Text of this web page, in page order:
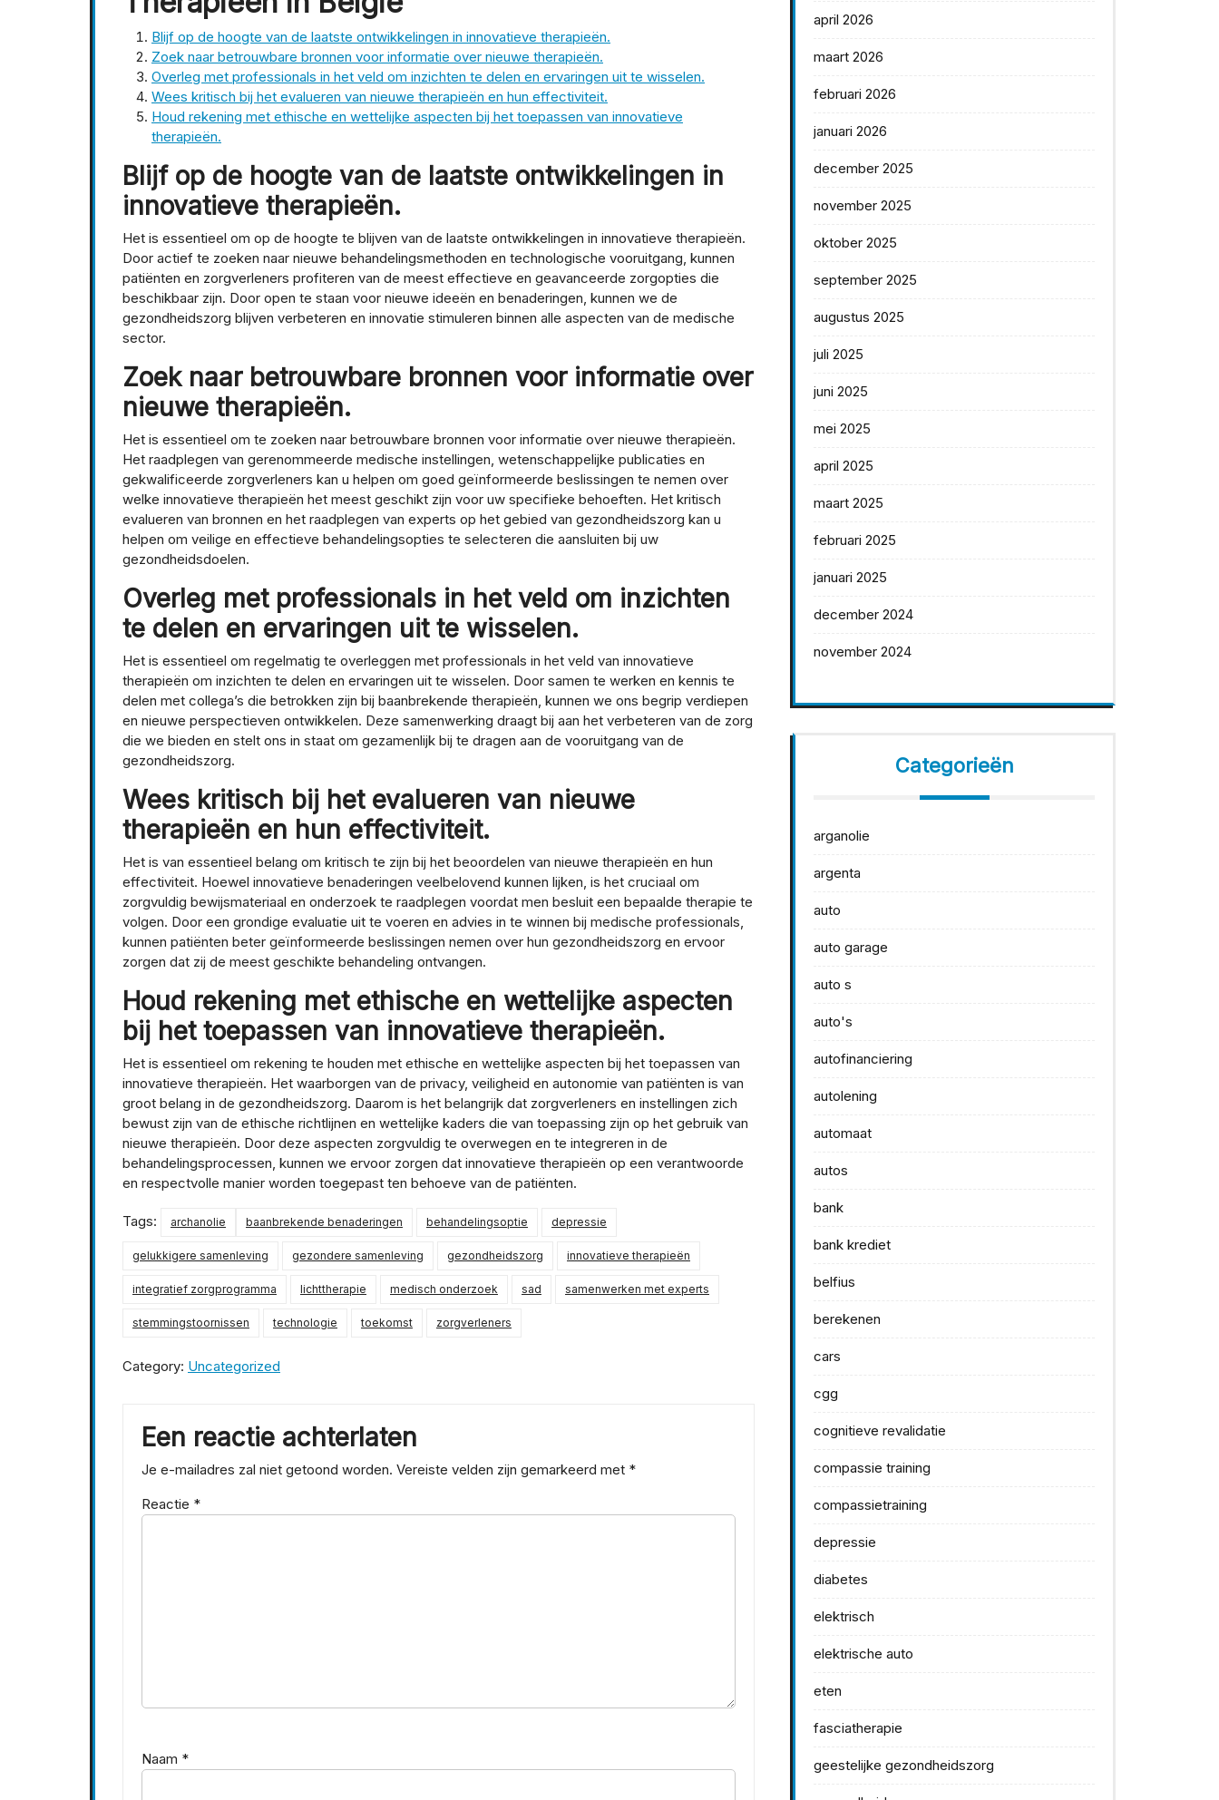
Blijf op de hoogte van de laatste ontwikkelingen in innovatieve therapieën.
Zoek naar betrouwbare bronnen voor informatie over nieuwe therapieën.
Overleg met professionals in het veld om inzichten te delen en ervaringen uit te wisselen.
Wees kritisch bij het evalueren van nieuwe therapieën en hun effectiviteit.
Houd rekening met ethische en wettelijke aspecten bij het toepassen van innovatieve
therapieën.
Blijf op de hoogte van de laatste ontwikkelingen in
innovatieve therapieën.
Het is essentieel om op de hoogte te blijven van de laatste ontwikkelingen in innovatieve therapieën.
Door actief te zoeken naar nieuwe behandelingsmethoden en technologische vooruitgang, kunnen
patiënten en zorgverleners profiteren van de meest effectieve en geavanceerde zorgopties die
beschikbaar zijn. Door open te staan voor nieuwe ideeën en benaderingen, kunnen we de
gezondheidszorg blijven verbeteren en innovatie stimuleren binnen alle aspecten van de medische
sector.
Zoek naar betrouwbare bronnen voor informatie over
nieuwe therapieën.
Het is essentieel om te zoeken naar betrouwbare bronnen voor informatie over nieuwe therapieën.
Het raadplegen van gerenommeerde medische instellingen, wetenschappelijke publicaties en
gekwalificeerde zorgverleners kan u helpen om goed geïnformeerde beslissingen te nemen over
welke innovatieve therapieën het meest geschikt zijn voor uw specifieke behoeften. Het kritisch
evalueren van bronnen en het raadplegen van experts op het gebied van gezondheidszorg kan u
helpen om veilige en effectieve behandelingsopties te selecteren die aansluiten bij uw
gezondheidsdoelen.
Overleg met professionals in het veld om inzichten
te delen en ervaringen uit te wisselen.
Het is essentieel om regelmatig te overleggen met professionals in het veld van innovatieve
therapieën om inzichten te delen en ervaringen uit te wisselen. Door samen te werken en kennis te
delen met collega’s die betrokken zijn bij baanbrekende therapieën, kunnen we ons begrip verdiepen
en nieuwe perspectieven ontwikkelen. Deze samenwerking draagt bij aan het verbeteren van de zorg
die we bieden en stelt ons in staat om gezamenlijk bij te dragen aan de vooruitgang van de
gezondheidszorg.
Wees kritisch bij het evalueren van nieuwe
therapieën en hun effectiviteit.
Het is van essentieel belang om kritisch te zijn bij het beoordelen van nieuwe therapieën en hun
effectiviteit. Hoewel innovatieve benaderingen veelbelovend kunnen lijken, is het cruciaal om
zorgvuldig bewijsmateriaal en onderzoek te raadplegen voordat men besluit een bepaalde therapie te
volgen. Door een grondige evaluatie uit te voeren en advies in te winnen bij medische professionals,
kunnen patiënten beter geïnformeerde beslissingen nemen over hun gezondheidszorg en ervoor
zorgen dat zij de meest geschikte behandeling ontvangen.
Houd rekening met ethische en wettelijke aspecten
bij het toepassen van innovatieve therapieën.
Het is essentieel om rekening te houden met ethische en wettelijke aspecten bij het toepassen van
innovatieve therapieën. Het waarborgen van de privacy, veiligheid en autonomie van patiënten is van
groot belang in de gezondheidszorg. Daarom is het belangrijk dat zorgverleners en instellingen zich
bewust zijn van de ethische richtlijnen en wettelijke kaders die van toepassing zijn op het gebruik van
nieuwe therapieën. Door deze aspecten zorgvuldig te overwegen en te integreren in de
behandelingsprocessen, kunnen we ervoor zorgen dat innovatieve therapieën op een verantwoorde
en respectvolle manier worden toegepast ten behoeve van de patiënten.
Tags: archanolie baanbrekende benaderingen behandelingsoptie depressie
gelukkigere samenleving gezondere samenleving gezondheidszorg innovatieve therapieën
integratief zorgprogramma lichttherapie medisch onderzoek sad samenwerken met experts
stemmingstoornissen technologie toekomst zorgverleners
Category: Uncategorized
Een reactie achterlaten
Je e-mailadres zal niet getoond worden. Vereiste velden zijn gemarkeerd met *
Reactie *
Naam *
april 2026
maart 2026
februari 2026
januari 2026
december 2025
november 2025
oktober 2025
september 2025
augustus 2025
juli 2025
juni 2025
mei 2025
april 2025
maart 2025
februari 2025
januari 2025
december 2024
november 2024
Categorieën
arganolie
argenta
auto
auto garage
auto s
auto's
autofinanciering
autolening
automaat
autos
bank
bank krediet
belfius
berekenen
cars
cgg
cognitieve revalidatie
compassie training
compassietraining
depressie
diabetes
elektrisch
elektrische auto
eten
fasciatherapie
geestelijke gezondheidszorg